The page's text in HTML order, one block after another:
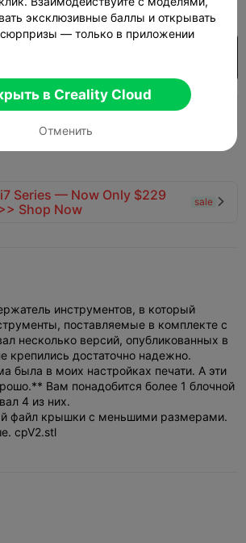
108 
i7 Series — Now Only $229
Shop Now
sale 
инструментов, в который
поставляемые в комплекте с
несколько версий, опубликованных в
крепились достаточно надежно.
была в моих настройках печати. А эти
** Вам понадобится более 1 блочной
4 из них.
файл крышки с меньшими размерами.
cpV2.stl
эксклюзивные баллы и открывать
— только в приложении
в Creality Cloud
Отменить